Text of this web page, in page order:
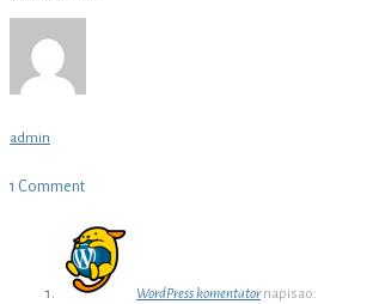
admin
1 Comment
WordPress komentator napisao: